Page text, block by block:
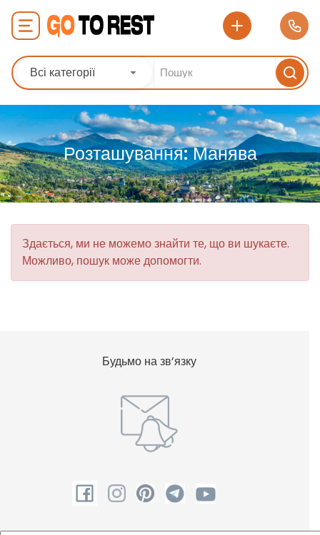
Всі категорії
Розташування:Манява
Здається, ми не можемо знайти те, що ви шукаєте.
Можливо, пошук може допомогти.
Будьмо на зв’язку